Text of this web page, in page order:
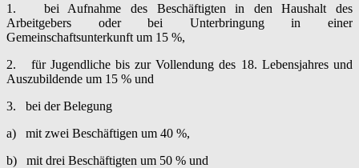
1. bei Aufnahme des Beschäftigten in den Haushalt des
Arbeitgebers oder bei Unterbringung in einer
Gemeinschaftsunterkunft um 15 %,
2. für Jugendliche bis zur Vollendung des 18. Lebensjahres und
Auszubildende um 15 % und
3. bei der Belegung
a) mit zwei Beschäftigen um 40 %,
b) mit drei Beschäftigten um 50 % und